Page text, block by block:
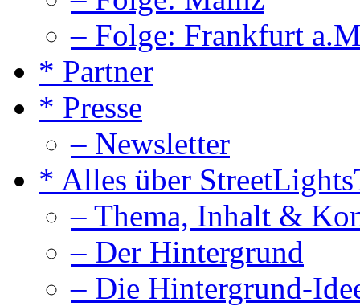
– Folge: Frankfurt
* Partner
* Presse
– Newsletter
* Alles über
– Thema, Inhalt &
– Der Hintergrund
– Die Hintergrund-